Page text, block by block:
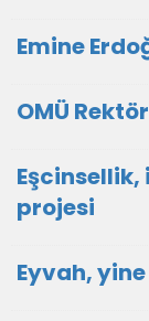
Emine
OMÜ
Eşcinsellik,
projesi
Eyvah,